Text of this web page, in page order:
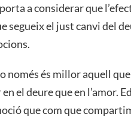
a considerar que
segueix el just canvi del
només és millor aquell
el deure que en l’amor.
que com que